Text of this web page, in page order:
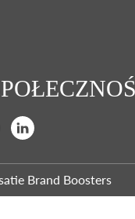
Brand Boosters